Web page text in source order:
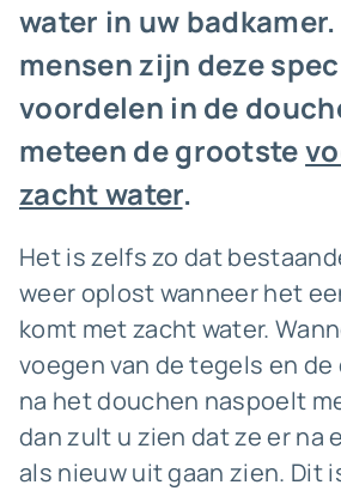
water in uw
mensen zijn deze
voordelen in de
meteen de grootste
zacht water.
Het is zelfs zo dat
weer oplost wanneer het
komt met zacht water.
voegen van de tegels en
na het douchen naspoelt
dan zult u zien dat ze er na
als nieuw uit gaan zien. Dit